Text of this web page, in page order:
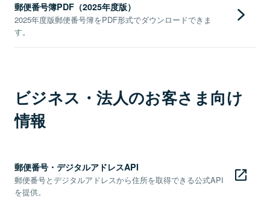
郵便番号簿PDF（2025年度版）
2025年度版郵便番号簿をPDF形式でダウンロードできま
す。
ビジネス・法人のお客さま向け
情報
郵便番号・デジタルアドレスAPI
郵便番号とデジタルアドレスから住所を取得できる公式API
を提供。